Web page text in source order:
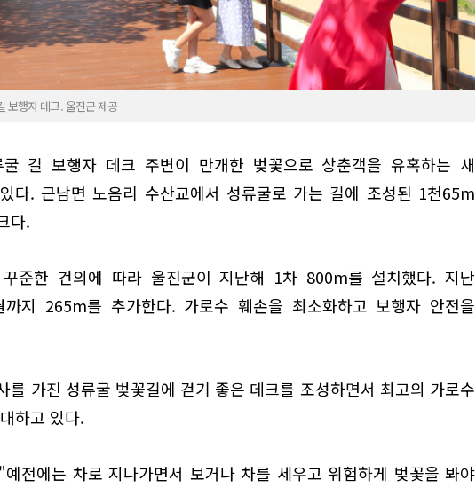
보행자 데크. 울진군 제공
길 보행자 데크 주변이 만개한 벚꽃으로 상춘객을 유혹하는 새
다. 근남면 노음리 수산교에서 성류굴로 가는 길에 조성된 1천65m
다.
준한 건의에 따라 울진군이 지난해 1차 800m를 설치했다. 지난
지 265m를 추가한다. 가로수 훼손을 최소화하고 보행자 안전을
를 가진 성류굴 벚꽃길에 걷기 좋은 데크를 조성하면서 최고의 가로수
하고 있다.
전에는 차로 지나가면서 보거나 차를 세우고 위험하게 벚꽃을 봐야